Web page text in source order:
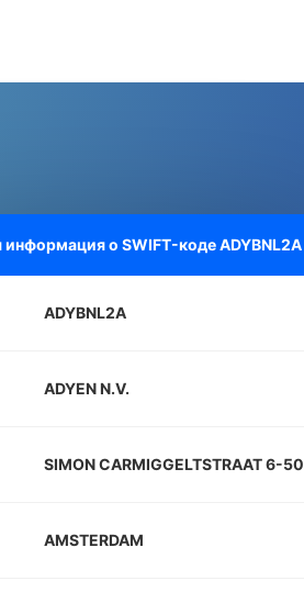
информация о SWIFT-кодеADYBNL2A
ADYBNL2A
ADYEN N.V.
SIMON CARMIGGELTSTRAAT 6-50
AMSTERDAM